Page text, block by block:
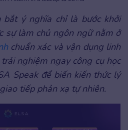
ý nghĩa chỉ là bước khởi
sự làm chủ ngôn ngữ nằm ở
chuẩn xác và vận dụng linh
nghiệm ngay công cụ học
Speak để biến kiến thức lý
tiếp phản xạ tự nhiên.